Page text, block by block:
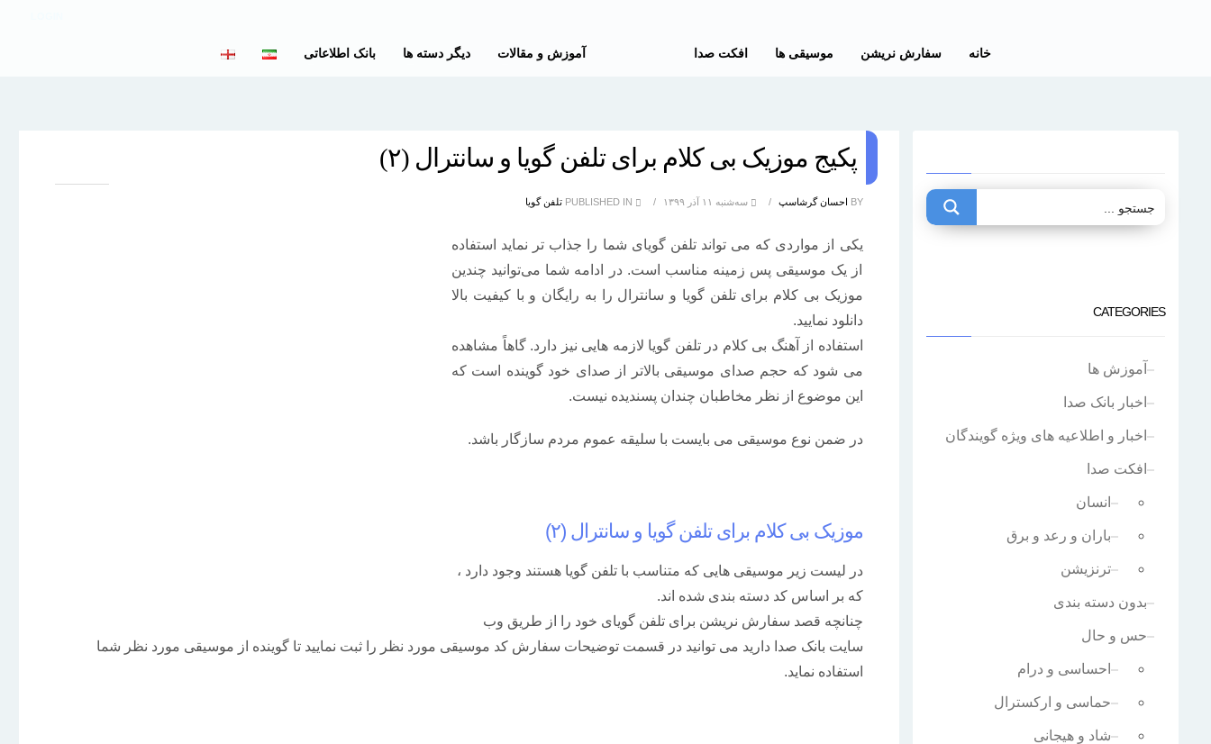
خانه سفارش نریشن موسیقی ها افکت صدا آموزش و مقالات دیگر دسته ها بانک اطلاعاتی
CATEGORIES
آموزش ها
اخبار بانک صدا
اخبار و اطلاعیه های ویژه گویندگان
افکت صدا
انسان
باران و رعد و برق
ترنزیشن
بدون دسته بندی
حس و حال
احساسی و درام
حماسی و ارکسترال
شاد و هیجانی
پکیج موزیک بی کلام برای تلفن گویا و سانترال (۲)
BY احسان گرشاسپ / سه‌شنبه ۱۱ آذر ۱۳۹۹ / تلفن گویا
یکی از مواردی که می تواند تلفن گویای شما را جذاب تر نماید استفاده
از یک موسیقی پس زمینه مناسب است. در ادامه شما می‌توانید چندین
موزیک بی کلام برای تلفن گویا و سانترال را به رایگان و با کیفیت بالا
دانلود نمایید.
استفاده از آهنگ بی کلام در تلفن گویا لازمه هایی نیز دارد. گاهاً مشاهده
می شود که حجم صدای موسیقی بالاتر از صدای خود گوینده است که
این موضوع از نظر مخاطبان چندان پسندیده نیست.
در ضمن نوع موسیقی می بایست با سلیقه عموم مردم سازگار باشد.
موزیک بی کلام برای تلفن گویا و سانترال (۲)
در لیست زیر موسیقی هایی که متناسب با تلفن گویا هستند وجود دارد ،
که بر اساس کد دسته بندی شده اند.
چنانچه قصد سفارش نریشن برای تلفن گویای خود را از طریق وب
سایت بانک صدا دارید می توانید در قسمت توضیحات سفارش کد موسیقی مورد نظر را ثبت نمایید تا گوینده از موسیقی مورد نظر شما
استفاده نماید.